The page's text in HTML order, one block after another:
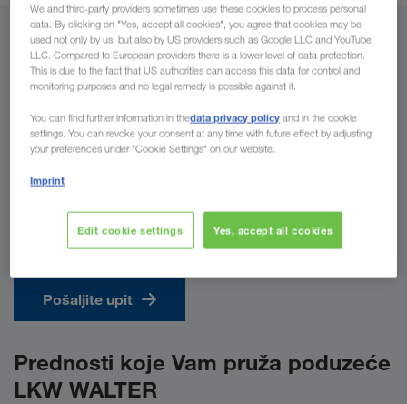
Bosna i Hercegovina
Pošaljite upit
Prednosti koje Vam pruža poduzeće
LKW WALTER
We and third-party providers sometimes use these cookies to process personal
data. By clicking on "Yes, accept all cookies", you agree that cookies may be
used not only by us, but also by US providers such as Google LLC and YouTube
LLC. Compared to European providers there is a lower level of data protection.
This is due to the fact that US authorities can access this data for control and
monitoring purposes and no legal remedy is possible against it.
You can find further information in thedata privacy policy and in the cookie
settings. You can revoke your consent at any time with future effect by adjusting
your preferences under "Cookie Settings" on our website.
Imprint
Edit cookie settings Yes, accept all cookies